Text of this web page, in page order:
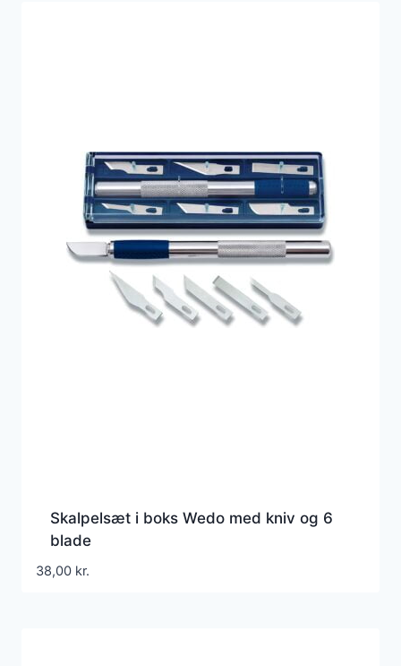
Skalpelsæt i boks Wedo med kniv og 6
blade
38,00 kr.